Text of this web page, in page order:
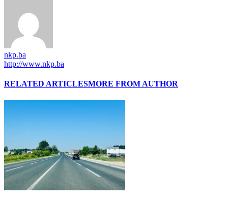
nkp.ba
http://www.nkp.ba
RELATED ARTICLESMORE FROM AUTHOR